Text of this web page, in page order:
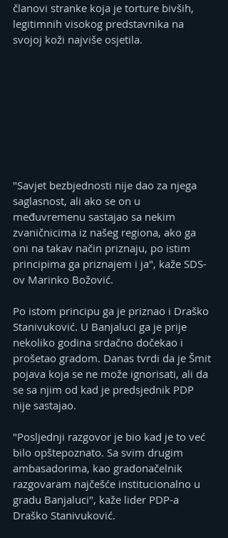
članovi stranke koja je torture bivših,
legitimnih visokog predstavnika na
svojoj koži najviše osjetila.
"Savjet bezbjednosti nije dao za njega
saglasnost, ali ako se on u
međuvremenu sastajao sa nekim
zvaničnicima iz našeg regiona, ako ga
oni na takav način priznaju, po istim
principima ga priznajem i ja", kaže SDS-
ov Marinko Božović.
Po istom principu ga je priznao i Draško
Stanivuković. U Banjaluci ga je prije
nekoliko godina srdačno dočekao i
prošetao gradom. Danas tvrdi da je Šmit
pojava koja se ne može ignorisati, ali da
se sa njim od kad je predsjednik PDP
nije sastajao.
"Posljednji razgovor je bio kad je to već
bilo opštepoznato. Sa svim drugim
ambasadorima, kao gradonačelnik
razgovaram najčešće institucionalno u
gradu Banjaluci", kaže lider PDP-a
Draško Stanivuković.